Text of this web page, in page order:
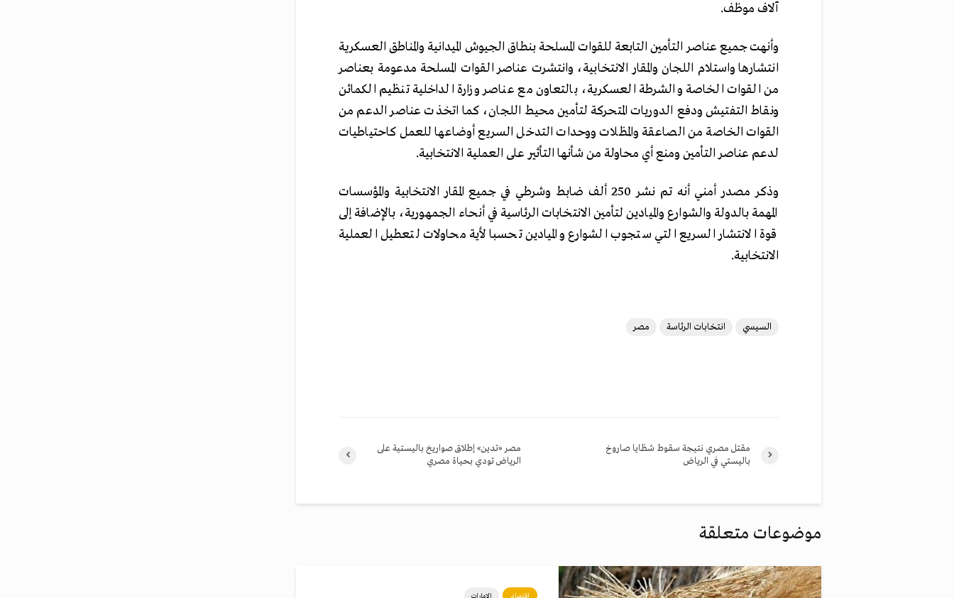
آلاف موظف.
وأنهت جميع عناصر التأمين التابعة للقوات المسلحة بنطاق الجيوش الميدانية والمناطق العسكرية
انتشارها واستلام اللجان والمقار الانتخابية، وانتشرت عناصر القوات المسلحة مدعومة بعناصر
من القوات الخاصة والشرطة العسكرية، بالتعاون مع عناصر وزارة الداخلية تنظيم الكمائن
ونقاط التفتيش ودفع الدوريات المتحركة لتأمين محيط اللجان، كما اتخذت عناصر الدعم من
القوات الخاصة من الصاعقة والمظلات ووحدات التدخل السريع أوضاعها للعمل كاحتياطيات
لدعم عناصر التأمين ومنع أي محاولة من شأنها التأثير على العملية الانتخابية.
وذكر مصدر أمني أنه تم نشر 250 ألف ضابط وشرطي في جميع المقار الانتخابية والمؤسسات
المهمة بالدولة والشوارع والميادين لتأمين الانتخابات الرئاسية في أنحاء الجمهورية، بالإضافة إلى
قوة الانتشار السريع التي ستجوب الشوارع والميادين تحسبا لأية محاولات لتعطيل العملية
الانتخابية.
السيسي انتخابات الرئاسة مصر
مصر «تدين» إطلاق صواريخ باليستية على
الرياض تودي بحياة مصري
مقتل مصري نتيجة سقوط شظايا صاروخ
باليستي في الرياض
موضوعات متعلقة
اقتصاد الإمارات